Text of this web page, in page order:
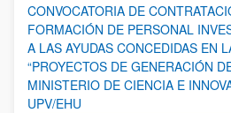
CONVOCATORIA DE
FORMACIÓN DE PERSONAL
A LAS AYUDAS CONCEDIDAS EN
“PROYECTOS DE GENERACIÓN
MINISTERIO DE CIENCIA E
UPV/EHU